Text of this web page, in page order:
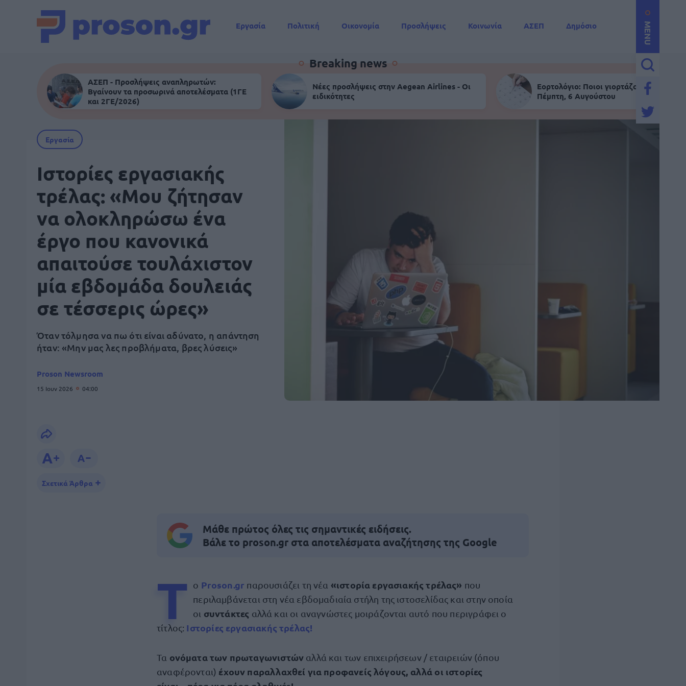
MENU
Εργασία Πολιτική Οικονομία Προσλήψεις Κοινωνία ΑΣΕΠ
Δημόσιο
Breaking news
ΑΣΕΠ - Προσλήψεις αναπληρωτών:
Βγαίνουν τα προσωρινά αποτελέσματα (1ΓΕ
και 2ΓΕ/2026)
Νέες προσλήψεις στην Aegean Airlines - Οι
ειδικότητες
Εορτολόγιο: Ποιοι γιορτάζουν σήμερα
Πέμπτη, 6 Αυγούστου
Εργασία
Ιστορίες εργασιακής
τρέλας: «Μου ζήτησαν
να ολοκληρώσω ένα
έργο που κανονικά
απαιτούσε τουλάχιστον
μία εβδομάδα δουλειάς
σε τέσσερις ώρες»
Όταν τόλμησα να πω ότι είναι αδύνατο, η απάντηση
ήταν: «Μην μας λες προβλήματα, βρες λύσεις»
Proson Newsroom
15 Ιουν 2026 04:00
Σχετικά Άρθρα
Μάθε πρώτος όλες τις σημαντικές ειδήσεις.
Βάλε το proson.gr στα αποτελέσματα αναζήτησης της Google
Τ ο Proson.gr παρουσιάζει τη νέα «ιστορία εργασιακής τρέλας» που
περιλαμβάνεται στη νέα εβδομαδιαία στήλη της ιστοσελίδας και στην οποία
οι συντάκτες αλλά και οι αναγνώστες μοιράζονται αυτό που περιγράφει ο
τίτλος: Ιστορίες εργασιακής τρέλας!
Τα ονόματα των πρωταγωνιστών αλλά και των επιχειρήσεων / εταιρειών (όπου
αναφέρονται) έχουν παραλλαχθεί για προφανείς λόγους, αλλά οι ιστορίες